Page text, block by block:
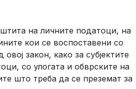
на личните податоци, на
кои се воспоставени со
закон, како за субјектите
со улогата и обврските на
што треба да се преземат за